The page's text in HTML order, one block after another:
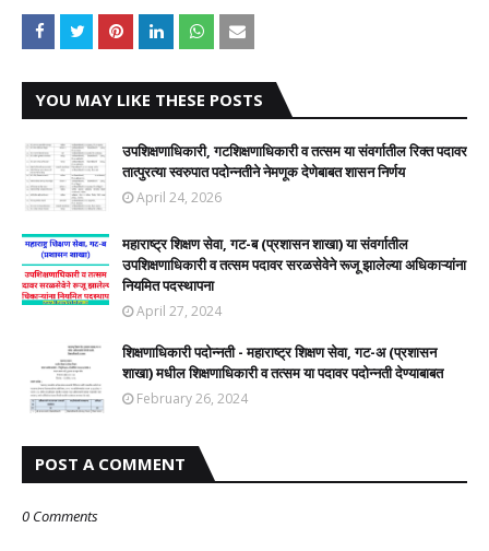
YOU MAY LIKE THESE POSTS
उपशिक्षणाधिकारी, गटशिक्षणाधिकारी व तत्सम या संवर्गातील रिक्त पदावर
तात्पुरत्या स्वरुपात पदोन्नतीने नेमणूक देणेबाबत शासन निर्णय
April 24, 2026
महाराष्ट्र शिक्षण सेवा, गट-ब (प्रशासन शाखा) या संवर्गातील
उपशिक्षणाधिकारी व तत्सम पदावर सरळसेवेने रूजू झालेल्या अधिकाऱ्यांना
नियमित पदस्थापना
April 27, 2024
शिक्षणाधिकारी पदोन्नती - महाराष्ट्र शिक्षण सेवा, गट-अ (प्रशासन
शाखा) मधील शिक्षणाधिकारी व तत्सम या पदावर पदोन्नती देण्याबाबत
February 26, 2024
POST A COMMENT
0 Comments